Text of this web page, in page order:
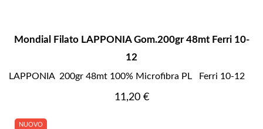
Mondial Filato LAPPONIA Gom.200gr 48mt Ferri 10-
12
LAPPONIA 200gr 48mt 100% Microfibra PL Ferri 10-12
Prezzo
11,20 €
NUOVO